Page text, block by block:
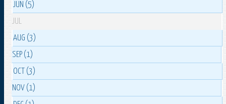
JUN (5)
JUL
AUG (3)
SEP (1)
OCT (3)
NOV (1)